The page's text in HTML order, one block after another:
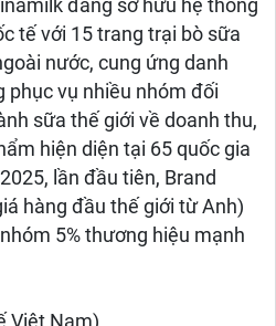
đang sở hữu hệ thống
tế với 15 trang trại bò sữa
nước, cung ứng danh
phục vụ nhiều nhóm đối
sữa thế giới về doanh thu,
hiện diện tại 65 quốc gia
lần đầu tiên, Brand
hàng đầu thế giới từ Anh)
5% thương hiệu mạnh
Việt Nam)